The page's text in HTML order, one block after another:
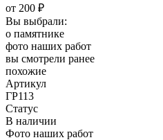
от 200 ₽
Вы выбрали:
о памятнике
фото наших работ
вы смотрели ранее
похожие
Артикул
ГР113
Статус
В наличии
Фото наших работ